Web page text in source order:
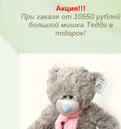
Акция!!!
При заказе от 10550 рублей
большой мишка Тедди в
подарок!